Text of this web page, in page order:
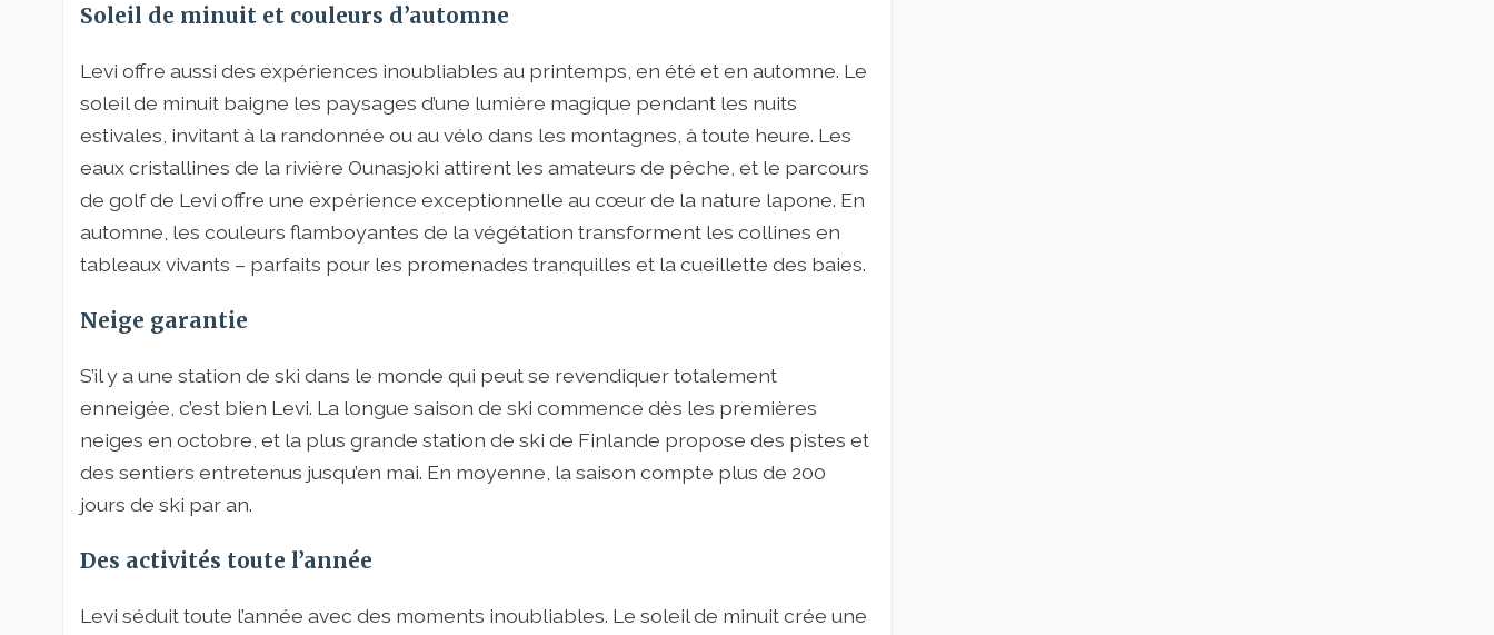
Soleil de minuit et couleurs d’automne
Levi offre aussi des expériences inoubliables au printemps, en été et en automne. Le
soleil de minuit baigne les paysages d’une lumière magique pendant les nuits
estivales, invitant à la randonnée ou au vélo dans les montagnes, à toute heure. Les
eaux cristallines de la rivière Ounasjoki attirent les amateurs de pêche, et le parcours
de golf de Levi offre une expérience exceptionnelle au cœur de la nature lapone. En
automne, les couleurs flamboyantes de la végétation transforment les collines en
tableaux vivants – parfaits pour les promenades tranquilles et la cueillette des baies.
Neige garantie
S’il y a une station de ski dans le monde qui peut se revendiquer totalement
enneigée, c’est bien Levi. La longue saison de ski commence dès les premières
neiges en octobre, et la plus grande station de ski de Finlande propose des pistes et
des sentiers entretenus jusqu’en mai. En moyenne, la saison compte plus de 200
jours de ski par an.
Des activités toute l’année
Levi séduit toute l’année avec des moments inoubliables. Le soleil de minuit crée une